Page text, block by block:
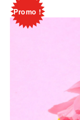
Promo !